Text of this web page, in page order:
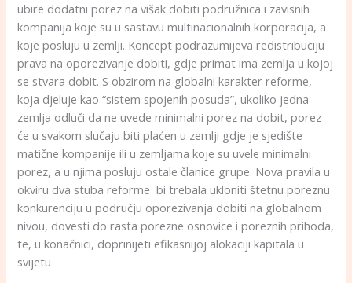
ubire dodatni porez na višak dobiti podružnica i zavisnih
kompanija koje su u sastavu multinacionalnih korporacija, a
koje posluju u zemlji. Koncept podrazumijeva redistribuciju
prava na oporezivanje dobiti, gdje primat ima zemlja u kojoj
se stvara dobit. S obzirom na globalni karakter reforme,
koja djeluje kao “sistem spojenih posuda”, ukoliko jedna
zemlja odluči da ne uvede minimalni porez na dobit, porez
će u svakom slučaju biti plaćen u zemlji gdje je sjedište
matične kompanije ili u zemljama koje su uvele minimalni
porez, a u njima posluju ostale članice grupe. Nova pravila u
okviru dva stuba reforme bi trebala ukloniti štetnu poreznu
konkurenciju u području oporezivanja dobiti na globalnom
nivou, dovesti do rasta porezne osnovice i poreznih prihoda,
te, u konačnici, doprinijeti efikasnijoj alokaciji kapitala u
svijetu